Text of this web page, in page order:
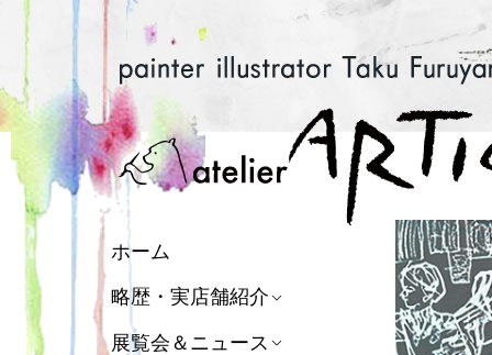
ホーム
略歴・実店舗紹介
展覧会＆ニュース